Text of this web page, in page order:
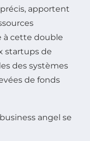
apportent
à cette double
startups de
des systèmes
de fonds
angel se